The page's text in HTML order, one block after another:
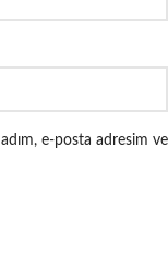
e-posta adresim ve